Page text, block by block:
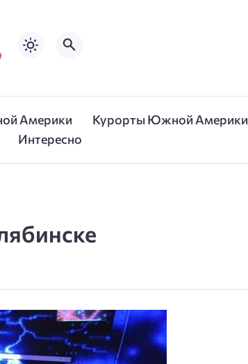
Америки
Курорты Южной Америки
Интересно